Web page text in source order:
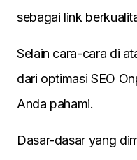
sebagai link
Selain cara-cara di
dari optimasi SEO
Anda pahami.
Dasar-dasar yang